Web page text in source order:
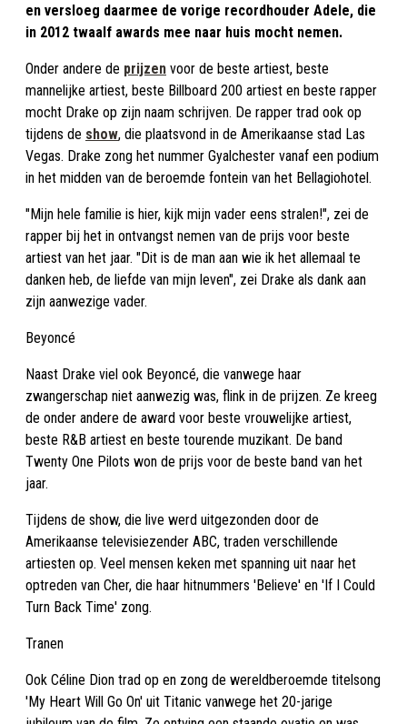
en versloeg daarmee de vorige recordhouder Adele, die
in 2012 twaalf awards mee naar huis mocht nemen.
Onder andere de prijzen voor de beste artiest, beste
mannelijke artiest, beste Billboard 200 artiest en beste rapper
mocht Drake op zijn naam schrijven. De rapper trad ook op
tijdens de show, die plaatsvond in de Amerikaanse stad Las
Vegas. Drake zong het nummer Gyalchester vanaf een podium
in het midden van de beroemde fontein van het Bellagiohotel.
"Mijn hele familie is hier, kijk mijn vader eens stralen!", zei de
rapper bij het in ontvangst nemen van de prijs voor beste
artiest van het jaar. "Dit is de man aan wie ik het allemaal te
danken heb, de liefde van mijn leven", zei Drake als dank aan
zijn aanwezige vader.
Beyoncé
Naast Drake viel ook Beyoncé, die vanwege haar
zwangerschap niet aanwezig was, flink in de prijzen. Ze kreeg
de onder andere de award voor beste vrouwelijke artiest,
beste R&B artiest en beste tourende muzikant. De band
Twenty One Pilots won de prijs voor de beste band van het
jaar.
Tijdens de show, die live werd uitgezonden door de
Amerikaanse televisiezender ABC, traden verschillende
artiesten op. Veel mensen keken met spanning uit naar het
optreden van Cher, die haar hitnummers 'Believe' en 'If I Could
Turn Back Time' zong.
Tranen
Ook Céline Dion trad op en zong de wereldberoemde titelsong
'My Heart Will Go On' uit Titanic vanwege het 20-jarige